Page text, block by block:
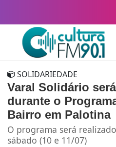
SOLIDARIEDADE
Varal Solidário
durante o
Bairro em Palotina
O programa será
sábado (10 e 11/07)